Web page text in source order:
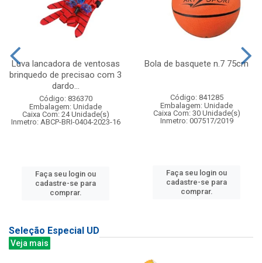
Luva lancadora de ventosas
brinquedo de precisao com 3
dardo...
Código: 836370
Embalagem: Unidade
Caixa Com: 24 Unidade(s)
Inmetro: ABCP-BRI-0404-2023-16
Faça seu login ou
cadastre-se para
comprar.
Bola de basquete n.7 75cm
Código: 841285
Embalagem: Unidade
Caixa Com: 30 Unidade(s)
Inmetro: 007517/2019
Faça seu login ou
cadastre-se para
comprar.
Seleção Especial UD
Veja mais